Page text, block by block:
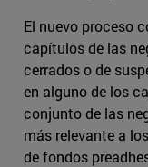
El nuevo proceso
capítulos de las
cerrados o de
en alguno de los
conjunto de las
más relevante a
de fondos